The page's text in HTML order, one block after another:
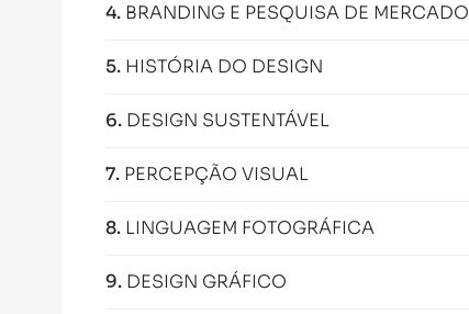
4. BRANDING E PESQUISA DE MERCADO
5. HISTÓRIA DO DESIGN
6. DESIGN SUSTENTÁVEL
7. PERCEPÇÃO VISUAL
8. LINGUAGEM FOTOGRÁFICA
9. DESIGN GRÁFICO